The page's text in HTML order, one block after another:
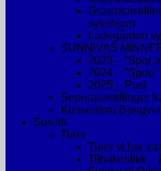
sykehjem
Ladegården
SUNNIVAS
2023 – “Spor
2024 – “Spire”
2025 – Pust
Seperatutstillinger
Konsertfoto
Sosialt
Turer
Turer vi har
Tilbakeblikk –